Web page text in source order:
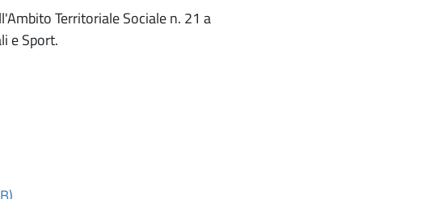
Territoriale Sociale n. 21 a
e Sport.